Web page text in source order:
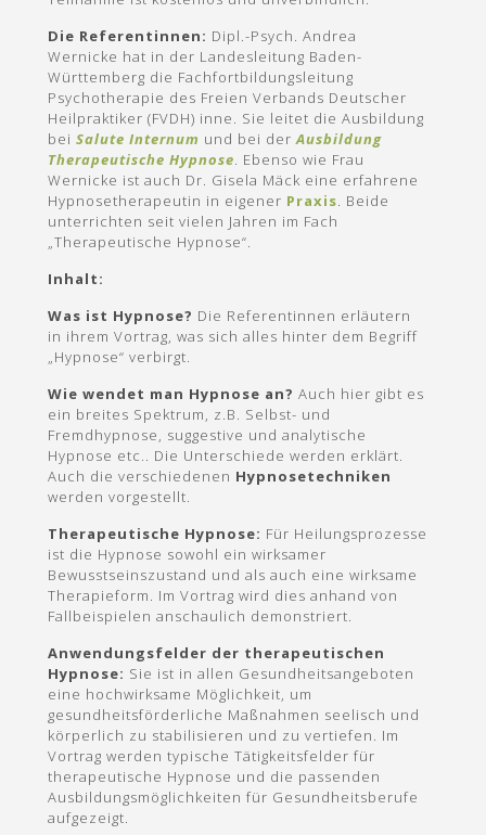
Die Referentinnen: Dipl.-Psych. Andrea
Wernicke hat in der Landesleitung Baden-
Württemberg die Fachfortbildungsleitung
Psychotherapie des Freien Verbands Deutscher
Heilpraktiker (FVDH) inne. Sie leitet die Ausbildung
beiSalute Internum und bei derAusbildung
Therapeutische Hypnose . Ebenso wie Frau
Wernicke ist auch Dr. Gisela Mäck eine erfahrene
Hypnosetherapeutin in eigener Praxis . Beide
unterrichten seit vielen Jahren im Fach
„Therapeutische Hypnose“.
Inhalt:
Was ist Hypnose? Die Referentinnen erläutern
in ihrem Vortrag, was sich alles hinter dem Begriff
„Hypnose“ verbirgt.
Wie wendet man Hypnose an? Auch hier gibt es
ein breites Spektrum, z.B. Selbst- und
Fremdhypnose, suggestive und analytische
Hypnose etc.. Die Unterschiede werden erklärt.
Auch die verschiedenen Hypnosetechniken
werden vorgestellt.
Therapeutische Hypnose: Für Heilungsprozesse
ist die Hypnose sowohl ein wirksamer
Bewusstseinszustand und als auch eine wirksame
Therapieform. Im Vortrag wird dies anhand von
Fallbeispielen anschaulich demonstriert.
Anwendungsfelder der therapeutischen
Hypnose: Sie ist in allen Gesundheitsangeboten
eine hochwirksame Möglichkeit, um
gesundheitsförderliche Maßnahmen seelisch und
körperlich zu stabilisieren und zu vertiefen. Im
Vortrag werden typische Tätigkeitsfelder für
therapeutische Hypnose und die passenden
Ausbildungsmöglichkeiten für Gesundheitsberufe
aufgezeigt.